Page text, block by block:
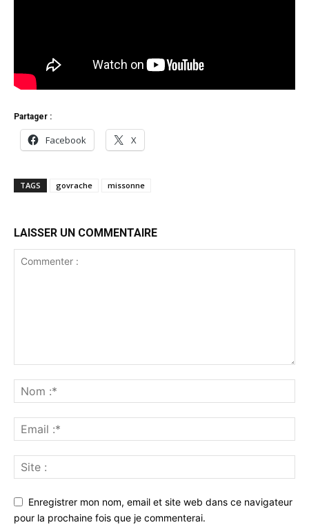
Partager :
Facebook X
TAGS govrache missonne
LAISSER UN COMMENTAIRE
Enregistrer mon nom, email et site web dans ce navigateur
pour la prochaine fois que je commenterai.